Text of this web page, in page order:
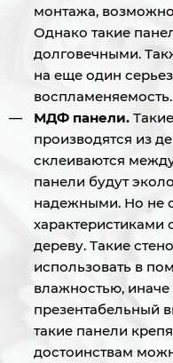
монтажа,
Однако такие
долговечными.
на еще один
воспламеняемость.
МДФ панели.
производятся из
склеиваются
панели будут
надежными. Но не
характеристиками
дереву. Такие
использовать в
влажностью,
презентабельный
такие панели
достоинствам